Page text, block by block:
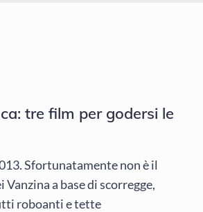
tre film per godersi le
Sfortunatamente non è il
a base di scorregge,
roboanti e tette